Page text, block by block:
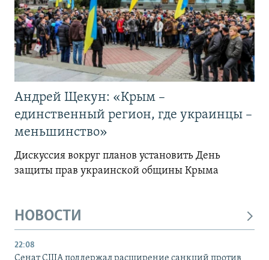
Андрей Щекун: «Крым –
единственный регион, где украинцы –
меньшинство»
Дискуссия вокруг планов установить День
защиты прав украинской общины Крыма
НОВОСТИ
22:08
Сенат США поддержал расширение санкций против